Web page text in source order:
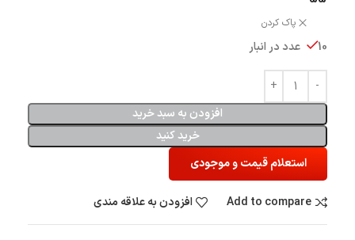
پاک کردن
10 عدد در انبار
افزودن به سبد خرید
خرید کنید
استعلام قیمت و موجودی
Add to compare افزودن به علاقه مندی